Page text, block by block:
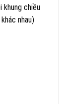
khung chiều
nhau)